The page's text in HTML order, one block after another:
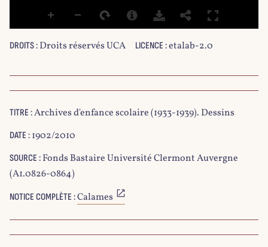
DROITS : Droits réservés UCA LICENCE :etalab-2.0
TITRE :Archives d'enfance scolaire (1933-1939). Dessins
DATE : 1902/2010
SOURCE : Fonds Bastaire Université Clermont Auvergne
(A1.0826-0864)
NOTICE COMPLÈTE :Calames